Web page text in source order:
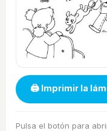
🖨 Imprimir la
Pulsa el botón para